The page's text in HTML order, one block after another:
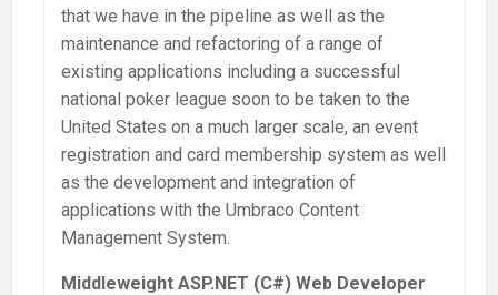
that we have in the pipeline as well as the
maintenance and refactoring of a range of
existing applications including a successful
national poker league soon to be taken to the
United States on a much larger scale, an event
registration and card membership system as well
as the development and integration of
applications with the Umbraco Content
Management System.
Middleweight ASP.NET (C#) Web Developer